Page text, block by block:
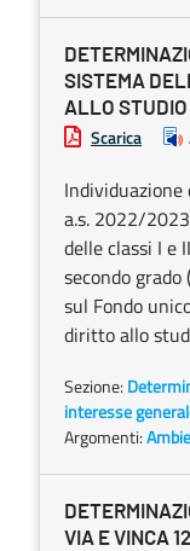
SISTEMA
ALLO
Scarica
a.s. 2022/
delle classi I e
secondo
sul Fondo
diritto allo
Sezione:
interesse
Argomenti:
VIA E VINCA